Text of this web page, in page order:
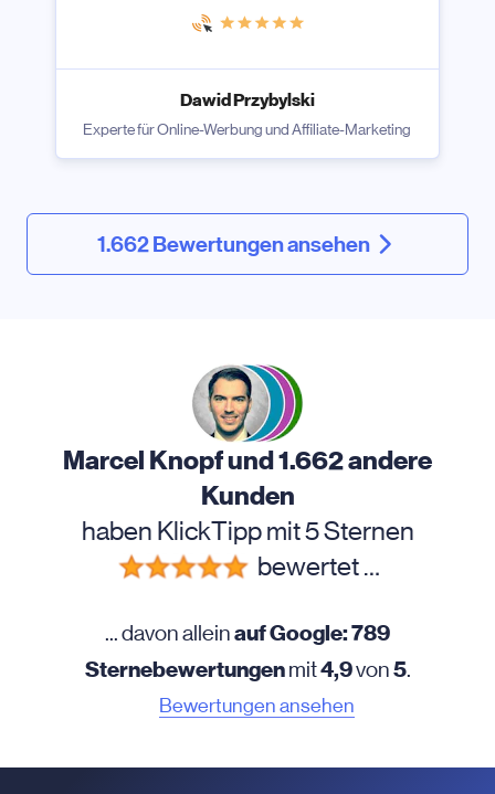
Dawid Przybylski
Experte für Online-Werbung und Affiliate-Marketing
1.662 Bewertungen ansehen
Marcel Knopf und 1.662 andere
Kunden
haben KlickTipp mit 5 Sternen
bewertet …
... davon alleinauf Google: 789
Sternebewertungenmit4,9von5.
Bewertungen ansehen